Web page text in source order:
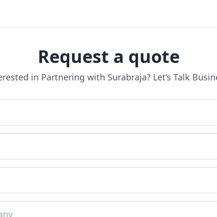
Request a quote
in Partnering with Surabraja? Let’s Talk